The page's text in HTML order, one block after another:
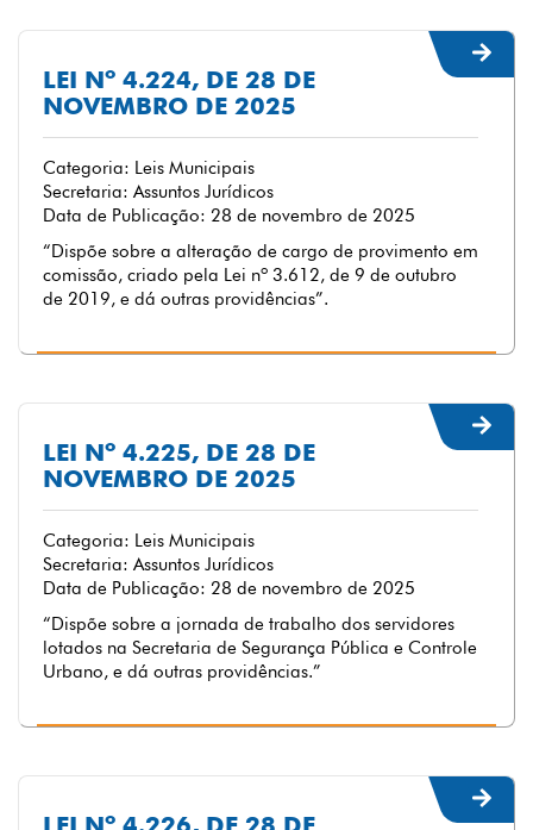
LEI Nº 4.224, DE 28 DE
NOVEMBRO DE 2025
Categoria: Leis Municipais
Secretaria: Assuntos Jurídicos
Data de Publicação: 28 de novembro de 2025
“Dispõe sobre a alteração de cargo de provimento em
comissão, criado pela Lei nº 3.612, de 9 de outubro
de 2019, e dá outras providências”.
LEI Nº 4.225, DE 28 DE
NOVEMBRO DE 2025
Categoria: Leis Municipais
Secretaria: Assuntos Jurídicos
Data de Publicação: 28 de novembro de 2025
“Dispõe sobre a jornada de trabalho dos servidores
lotados na Secretaria de Segurança Pública e Controle
Urbano, e dá outras providências.”